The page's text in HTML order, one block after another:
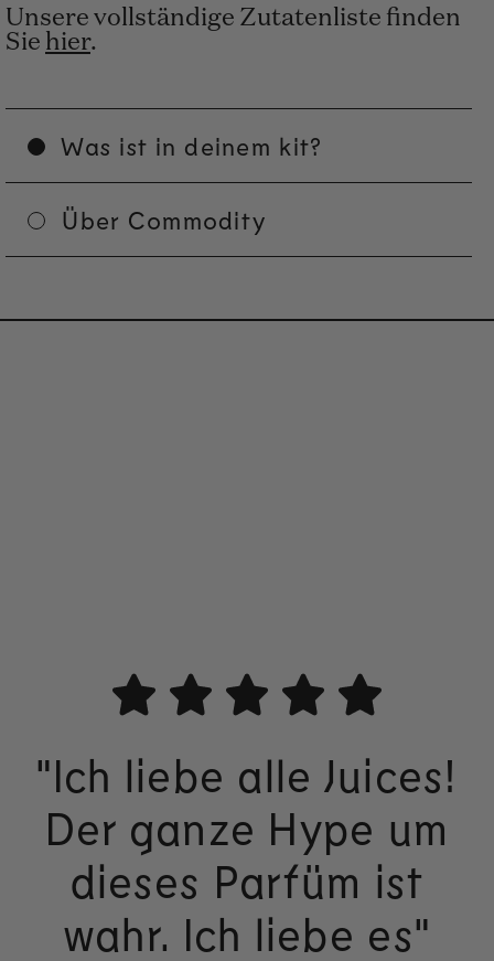
Unsere vollständige Zutatenliste finden
Sie hier.
Was ist in deinem kit?
Über Commodity
"Ich liebe alle Juices!
Der ganze Hype um
dieses Parfüm ist
wahr. Ich liebe es"